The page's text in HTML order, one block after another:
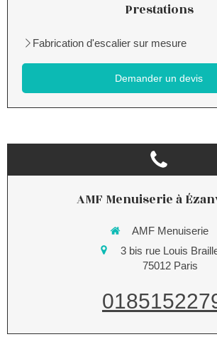
Prestations
Fabrication d'escalier sur mesure
Demander un devis
AMF Menuiserie à
AMF Menuiserie
3 bis rue Louis
75012 Paris